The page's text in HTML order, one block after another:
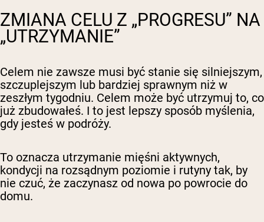
ZMIANA CELU Z „PROGRESU” NA
„UTRZYMANIE”
Celem nie zawsze musi być stanie się silniejszym,
szczuplejszym lub bardziej sprawnym niż w
zeszłym tygodniu. Celem może być utrzymuj to, co
już zbudowałeś. I to jest lepszy sposób myślenia,
gdy jesteś w podróży.
To oznacza utrzymanie mięśni aktywnych,
kondycji na rozsądnym poziomie i rutyny tak, by
nie czuć, że zaczynasz od nowa po powrocie do
domu.